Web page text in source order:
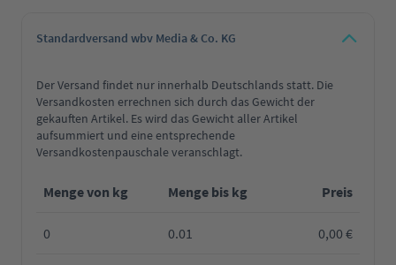
Standardversand wbv Media & Co. KG
Der Versand findet nur innerhalb Deutschlands statt. Die
Versandkosten errechnen sich durch das Gewicht der
gekauften Artikel. Es wird das Gewicht aller Artikel
aufsummiert und eine entsprechende
Versandkostenpauschale veranschlagt.
Menge von kg Menge bis kg Preis
0 0.01 0,00 €